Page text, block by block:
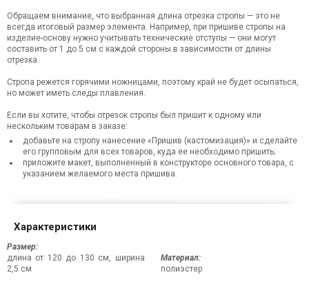
Обращаем внимание, что выбранная длина отрезка стропы — это не
всегда итоговый размер элемента. Например, при пришиве стропы на
изделие-основу нужно учитывать технические отступы — они могут
составить от 1 до 5 см с каждой стороны в зависимости от длины
отрезка.
Стропа режется горячими ножницами, поэтому край не будет осыпаться,
но может иметь следы плавления.
Если вы хотите, чтобы отрезок стропы был пришит к одному или
нескольким товарам в заказе:
добавьте на стропу нанесение «Пришив (кастомизация)» и сделайте
его групповым для всех товаров, куда ее необходимо пришить;
приложите макет, выполненный в конструкторе основного товара, с
указанием желаемого места пришива.
Характеристики
Размер:
длина от 120 до 130 см, ширина
2,5 см
Материал:
полиэстер